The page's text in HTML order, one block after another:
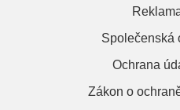
Společenská
Ochrana
Zákon o